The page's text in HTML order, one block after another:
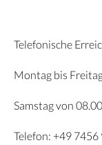
Telefonische
Montag bis
Samstag von
Telefon: +49 7456